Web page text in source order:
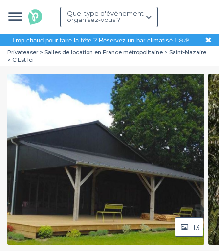
Quel type d'évènement
organisez-vous ?
Trop chaud pour faire la fête ? Réservez un bar climatisé! ❄️🎉 ✖
Privateaser Salles de location en France métropolitaine
Saint-Nazaire
C'Est Ici
13